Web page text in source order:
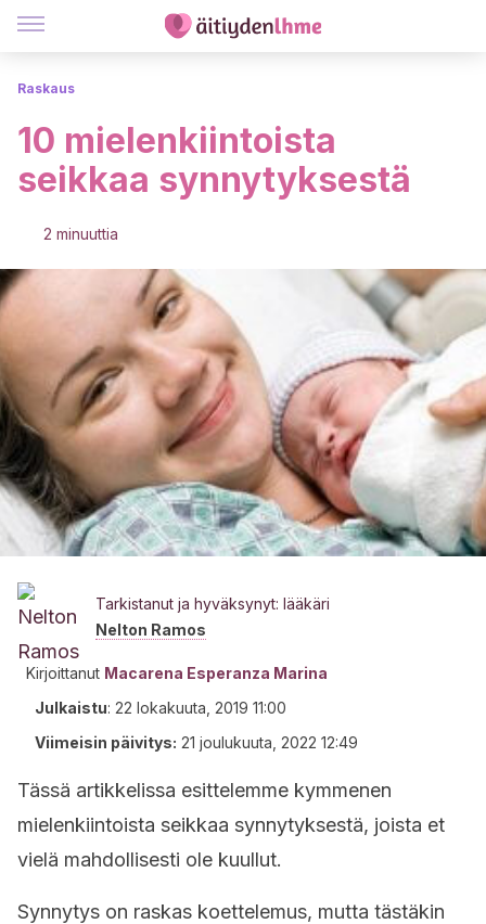
Raskaus
10 mielenkiintoista
seikkaa synnytyksestä
2 minuuttia
Tarkistanut ja hyväksynyt: lääkäri
Nelton Ramos
Kirjoittanut Macarena Esperanza Marina
Julkaistu: 22 lokakuuta, 2019 11:00
Viimeisin päivitys: 21 joulukuuta, 2022 12:49
Tässä artikkelissa esittelemme kymmenen
mielenkiintoista seikkaa synnytyksestä, joista et
vielä mahdollisesti ole kuullut.
Synnytys on raskas koettelemus, mutta tästäkin